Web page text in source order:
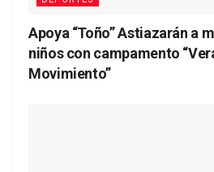
Apoya “Toño” Astiazarán a
niños con campamento
Movimiento”